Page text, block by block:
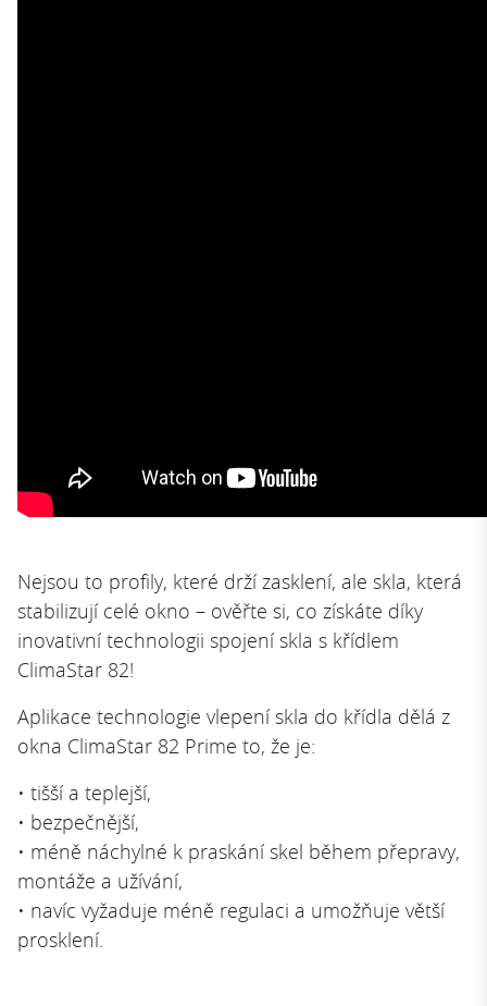
Nejsou to profily, které drží zasklení, ale skla, která
stabilizují celé okno – ověřte si, co získáte díky
inovativní technologii spojení skla s křídlem
ClimaStar 82!
Aplikace technologie vlepení skla do křídla dělá z
okna ClimaStar 82 Prime to, že je:
• tišší a teplejší,
• bezpečnější,
• méně náchylné k praskání skel během přepravy,
montáže a užívání,
• navíc vyžaduje méně regulaci a umožňuje větší
prosklení.